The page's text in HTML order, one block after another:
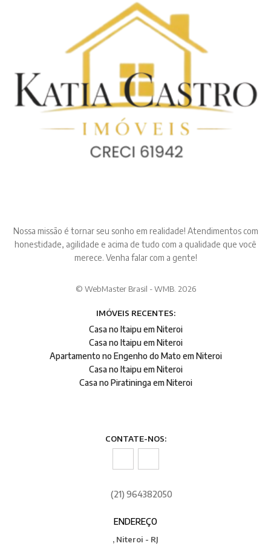
Nossa missão é tornar seu sonho em realidade! Atendimentos com
honestidade, agilidade e acima de tudo com a qualidade que você
merece. Venha falar com a gente!
© WebMaster Brasil - WMB. 2026
IMÓVEIS RECENTES:
Casa no Itaipu em Niteroi
Casa no Itaipu em Niteroi
Apartamento no Engenho do Mato em Niteroi
Casa no Itaipu em Niteroi
Casa no Piratininga em Niteroi
CONTATE-NOS:
(21) 964382050
ENDEREÇO
, Niteroi - RJ